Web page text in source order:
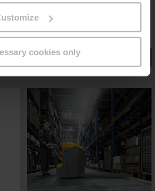
cookies only